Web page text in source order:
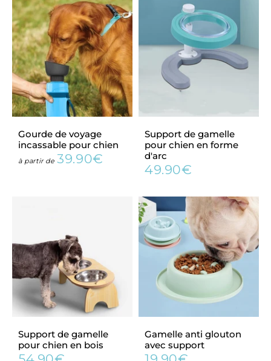
Gourde de voyage
incassable pour chien
à partir dePrix
39.90€
Support de gamelle
pour chien en forme
d'arc
Prix
49.90€
Support de gamelle
pour chien en bois
Gamelle anti glouton
avec support